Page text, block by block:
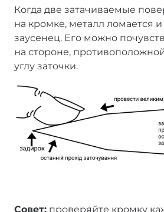
Когда две затачиваемые
на кромке, металл ломается и
заусенец. Его можно
на стороне,
углу заточки.
Совет: проверяйте кромку